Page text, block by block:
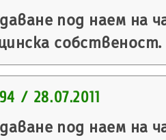
под наем на
собственост.
/ 28.07.2011
под наем на